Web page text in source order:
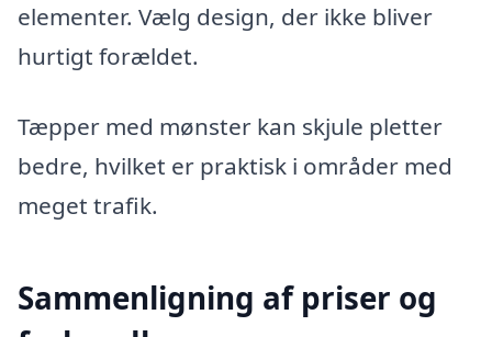
elementer. Vælg design, der ikke bliver
hurtigt forældet.
Tæpper med mønster kan skjule pletter
bedre, hvilket er praktisk i områder med
meget trafik.
Sammenligning af priser og